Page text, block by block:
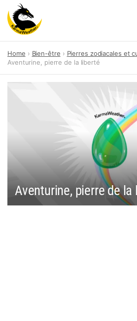
content
Home Bien-être
Pierres zodiacales et
Aventurine, pierre de la liberté
Aventurine, pierre de la